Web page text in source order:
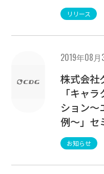
リリース
2019年08月
株式会社
「キャ
ション～
例～」セ
お知らせ